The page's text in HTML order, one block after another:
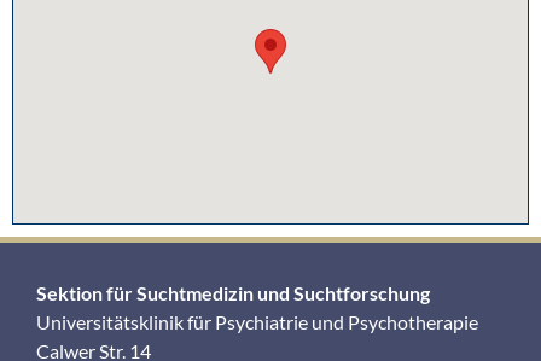
Sektion für Suchtmedizin und Suchtforschung
Universitätsklinik für Psychiatrie und Psychotherapie
Calwer Str. 14